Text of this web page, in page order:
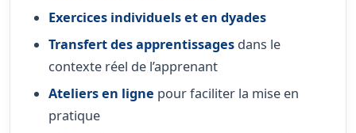
Exercices individuels et en dyades
Transfert des apprentissages dans le
contexte réel de l’apprenant
Ateliers en ligne pour faciliter la mise en
pratique